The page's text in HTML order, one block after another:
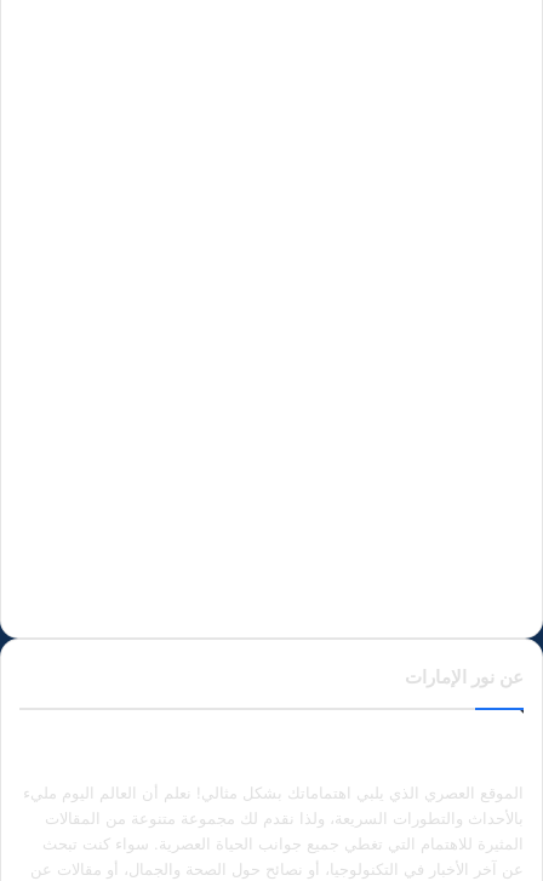
عن نور الإمارات
الموقع العصري الذي يلبي اهتماماتك بشكل مثالي! نعلم أن العالم اليوم مليء
بالأحداث والتطورات السريعة، ولذا نقدم لك مجموعة متنوعة من المقالات
المثيرة للاهتمام التي تغطي جميع جوانب الحياة العصرية. سواء كنت تبحث
عن آخر الأخبار في التكنولوجيا، أو نصائح حول الصحة والجمال، أو مقالات عن